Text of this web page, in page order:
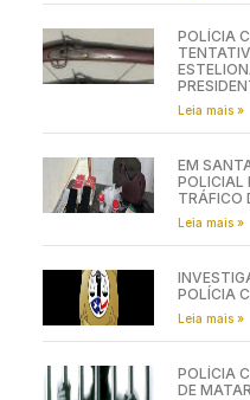
POLÍCIA
Leia mais »
EM
POLICIAL
TRÁFICO
Leia mais »
POLÍCIA
Leia mais »
POLÍCIA
DE